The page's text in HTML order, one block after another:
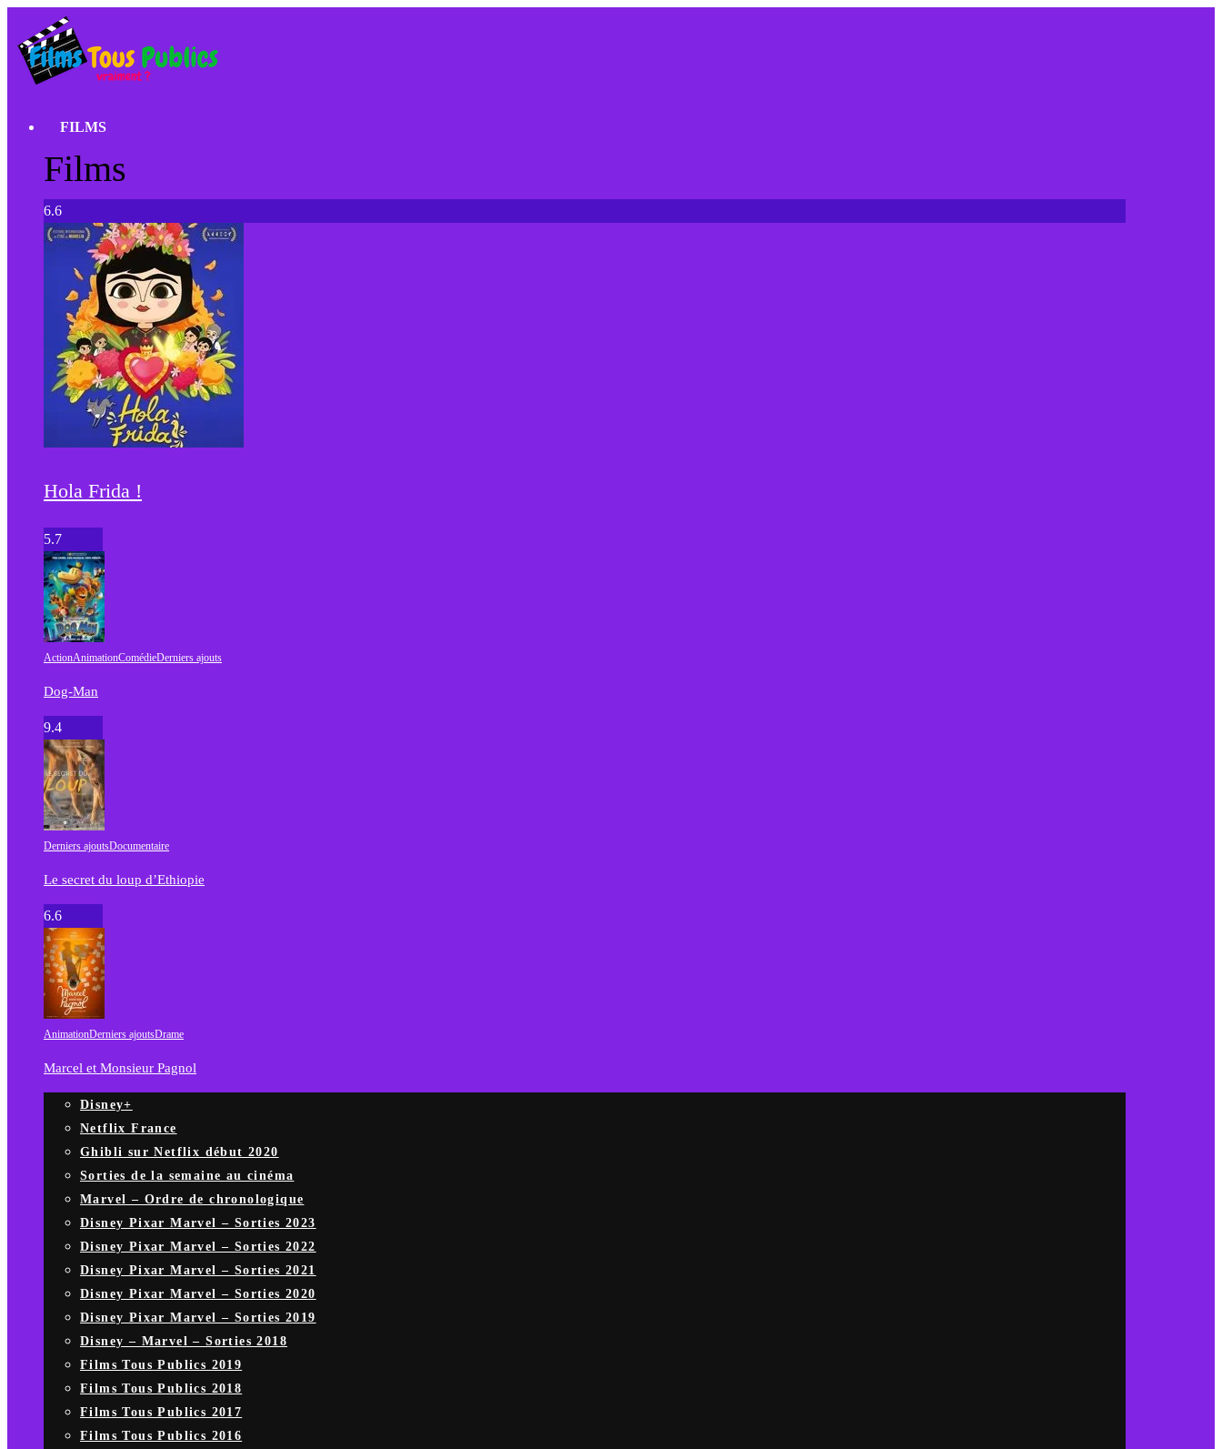
FILMS
Films
6.6
Hola Frida !
5.7
ActionAnimationComédieDerniers ajouts
Dog-Man
9.4
Derniers ajoutsDocumentaire
Le secret du loup d’Ethiopie
6.6
AnimationDerniers ajoutsDrame
Marcel et Monsieur Pagnol
Disney+
Netflix France
Ghibli sur Netflix début 2020
Sorties de la semaine au cinéma
Marvel – Ordre de chronologique
Disney Pixar Marvel – Sorties 2023
Disney Pixar Marvel – Sorties 2022
Disney Pixar Marvel – Sorties 2021
Disney Pixar Marvel – Sorties 2020
Disney Pixar Marvel – Sorties 2019
Disney – Marvel – Sorties 2018
Films Tous Publics 2019
Films Tous Publics 2018
Films Tous Publics 2017
Films Tous Publics 2016